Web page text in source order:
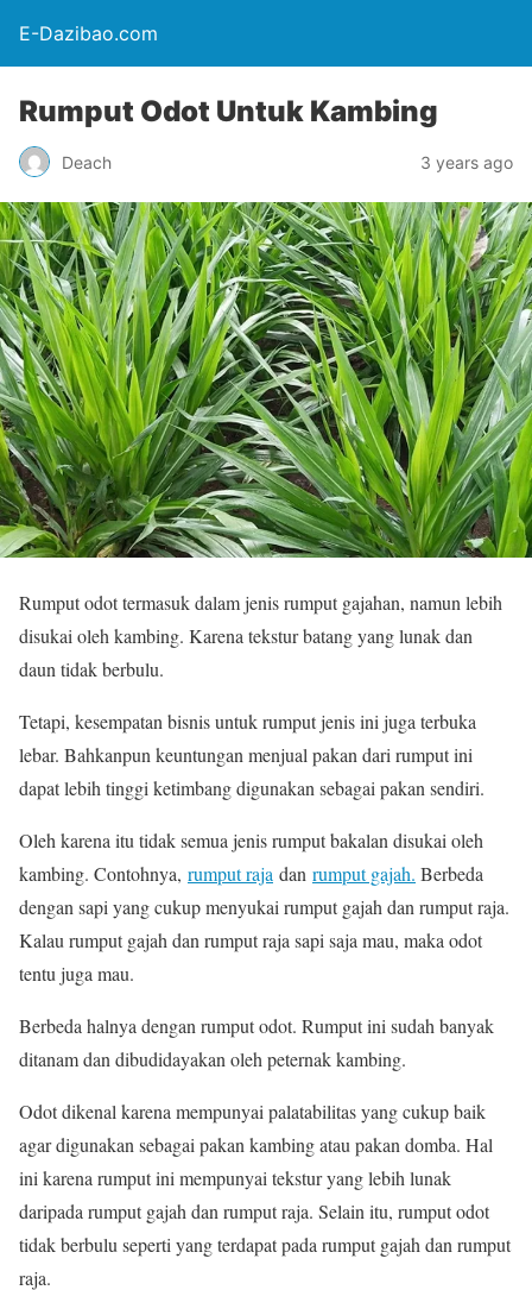
E-Dazibao.com
Rumput Odot Untuk Kambing
Deach 3 years ago
Rumput odot termasuk dalam jenis rumput gajahan, namun lebih
disukai oleh kambing. Karena tekstur batang yang lunak dan
daun tidak berbulu.
Tetapi, kesempatan bisnis untuk rumput jenis ini juga terbuka
lebar. Bahkanpun keuntungan menjual pakan dari rumput ini
dapat lebih tinggi ketimbang digunakan sebagai pakan sendiri.
Oleh karena itu tidak semua jenis rumput bakalan disukai oleh
kambing. Contohnya, rumput raja dan rumput gajah. Berbeda
dengan sapi yang cukup menyukai rumput gajah dan rumput raja.
Kalau rumput gajah dan rumput raja sapi saja mau, maka odot
tentu juga mau.
Berbeda halnya dengan rumput odot. Rumput ini sudah banyak
ditanam dan dibudidayakan oleh peternak kambing.
Odot dikenal karena mempunyai palatabilitas yang cukup baik
agar digunakan sebagai pakan kambing atau pakan domba. Hal
ini karena rumput ini mempunyai tekstur yang lebih lunak
daripada rumput gajah dan rumput raja. Selain itu, rumput odot
tidak berbulu seperti yang terdapat pada rumput gajah dan rumput
raja.